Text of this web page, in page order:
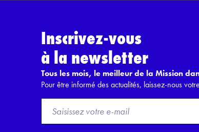
Inscrivez-vous
à la newsletter
Tous les mois, le meilleur de la Mission
Pour être informé des actualités, laissez-nous
o